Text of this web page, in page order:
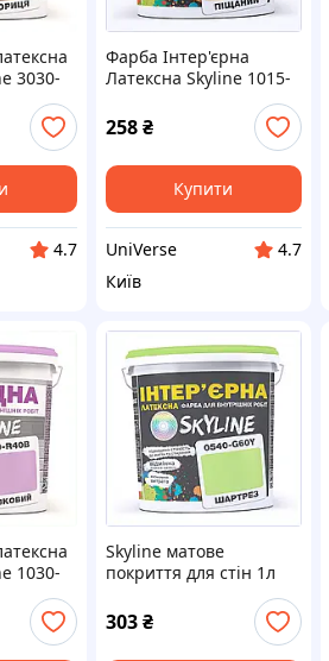
3030-
4.7
Фарба Інтер'єрна
Латексна Skyline 1015-
820P612B3
258₴
Купити
UniVerse
4.7
Київ
1030-
Skyline матове
покриття для стін 1л
без запаху 82H0H609H5
303₴